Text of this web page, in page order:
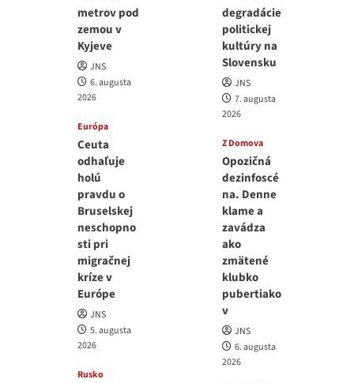
metrov pod
zemou v
Kyjeve
JNS
6. augusta
2026
Európa
Ceuta
odhaľuje
holú
pravdu o
Bruselskej
neschopno
sti pri
migračnej
kríze v
Európe
JNS
5. augusta
2026
Rusko
degradácie
politickej
kultúry na
Slovensku
JNS
7. augusta
2026
Z Domova
Opozičná
dezinfoscé
na. Denne
klame a
zavádza
ako
zmätené
klubko
pubertiako
v
JNS
6. augusta
2026